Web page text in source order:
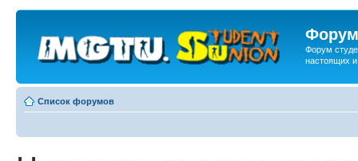
Форум
настоящих
Список форумов